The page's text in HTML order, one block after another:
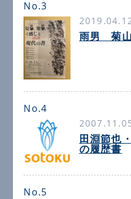
No.3
雨男 菊
No.4
田淵節也
の履歴書
No.5